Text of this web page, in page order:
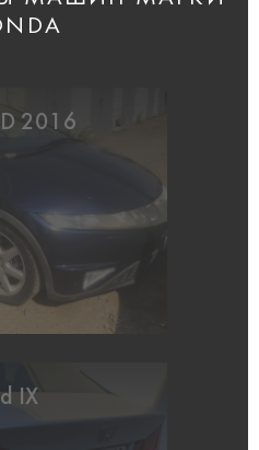
2016
IX